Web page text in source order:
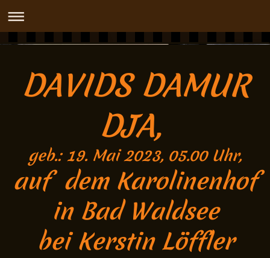
DASHIDAH OX
DAVIDS DAMUR
DJA,
geb.: 19. Mai 2023, 05.00 Uhr,
auf dem Karolinenhof
in Bad Waldsee
bei Kerstin Löffler